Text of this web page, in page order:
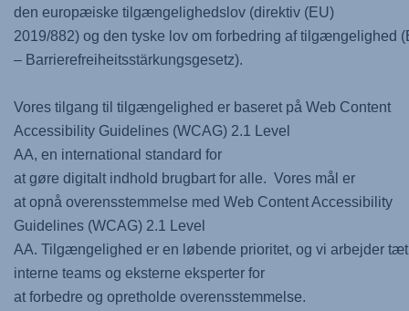
den europæiske tilgængelighedslov (direktiv (EU)
2019/882) og den tyske lov om forbedring af tilgængelighed
– Barrierefreiheitsstärkungsgesetz).
Vores tilgang til tilgængelighed er baseret på Web Content
Accessibility Guidelines (WCAG) 2.1 Level
AA, en international standard for
at gøre digitalt indhold brugbart for alle. Vores mål er
at opnå overensstemmelse med Web Content Accessibility
Guidelines (WCAG) 2.1 Level
AA. Tilgængelighed er en løbende prioritet, og vi arbejder
interne teams og eksterne eksperter for
at forbedre og opretholde overensstemmelse.